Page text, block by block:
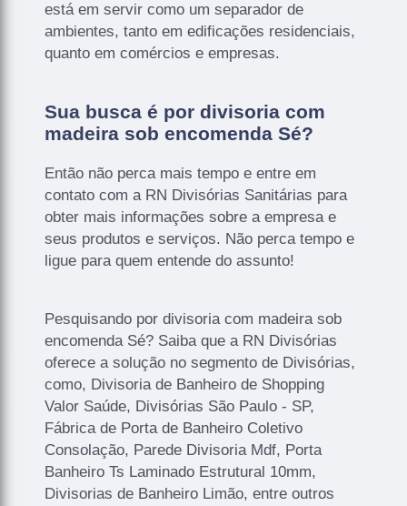
está em servir como um separador de
ambientes, tanto em edificações residenciais,
quanto em comércios e empresas.
Sua busca é por divisoria com
madeira sob encomenda Sé?
Então não perca mais tempo e entre em
contato com a RN Divisórias Sanitárias para
obter mais informações sobre a empresa e
seus produtos e serviços. Não perca tempo e
ligue para quem entende do assunto!
Pesquisando por divisoria com madeira sob
encomenda Sé? Saiba que a RN Divisórias
oferece a solução no segmento de Divisórias,
como, Divisoria de Banheiro de Shopping
Valor Saúde, Divisórias São Paulo - SP,
Fábrica de Porta de Banheiro Coletivo
Consolação, Parede Divisoria Mdf, Porta
Banheiro Ts Laminado Estrutural 10mm,
Divisorias de Banheiro Limão, entre outros